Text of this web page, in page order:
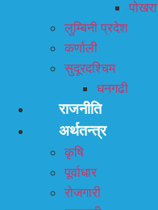
पोखरा
लुम्बिनी प्रदेश
कर्णाली
सुदूरदश्चिम
धनगढी
राजनीति
अर्थतन्त्र
कृषि
पूर्वाधार
रोजगारी